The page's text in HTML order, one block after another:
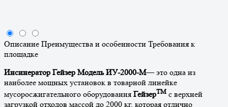
Описание Преимущества и особенности Требования к
площадке
Инсинератор Гейзер Модель ИУ-2000-М— это одна из
наиболее мощных установок в товарной линейке
мусоросжигательного оборудования ГейзерТМ с верхней
загрузкой отходов массой до 2000 кг, которая отлично